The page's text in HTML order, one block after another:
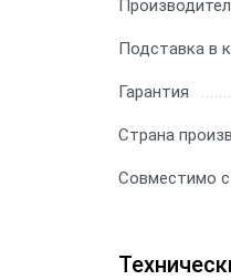
Подставка в
Гарантия
Страна
Совместимо